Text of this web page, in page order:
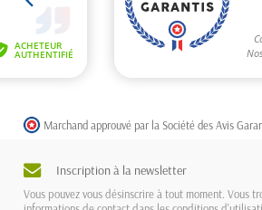
Marchand approuvé par la Société des Avis
Inscription à la newsletter
Vous pouvez vous désinscrire à tout moment. Vous